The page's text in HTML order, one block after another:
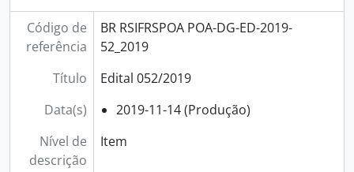
Código de
referência
BR RSIFRSPOA POA-DG-ED-2019-
52_2019
Título
Edital 052/2019
Data(s)
2019-11-14 (Produção)
Nível de
descrição
Item